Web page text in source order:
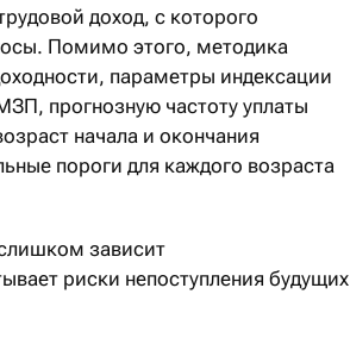
доход, с которого
Помимо этого, методика
параметры индексации
прогнозную частоту уплаты
начала и окончания
пороги для каждого возраста
зависит
риски непоступления будущих